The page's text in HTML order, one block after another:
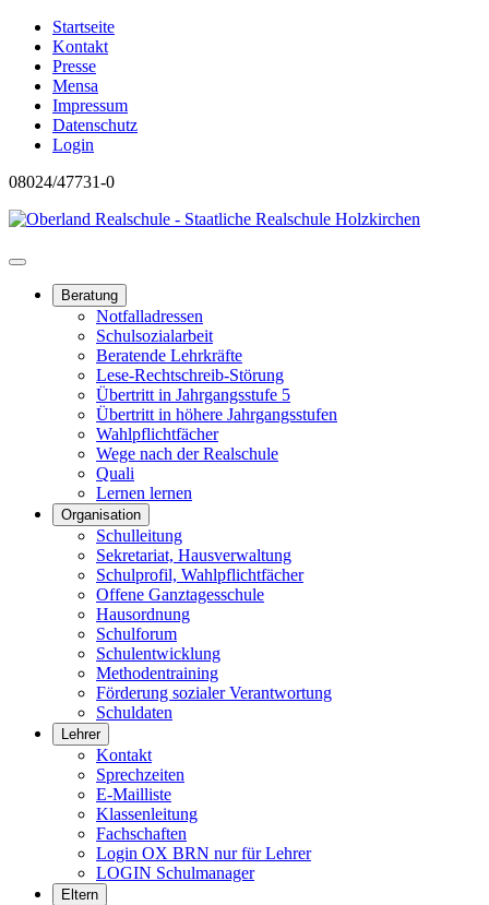
Startseite
Kontakt
Presse
Mensa
Impressum
Datenschutz
Login
08024/47731-0
Beratung
Notfalladressen
Schulsozialarbeit
Beratende Lehrkräfte
Lese-Rechtschreib-Störung
Übertritt in Jahrgangsstufe 5
Übertritt in höhere Jahrgangsstufen
Wahlpflichtfächer
Wege nach der Realschule
Quali
Lernen lernen
Organisation
Schulleitung
Sekretariat, Hausverwaltung
Schulprofil, Wahlpflichtfächer
Offene Ganztagesschule
Hausordnung
Schulforum
Schulentwicklung
Methodentraining
Förderung sozialer Verantwortung
Schuldaten
Lehrer
Kontakt
Sprechzeiten
E-Mailliste
Klassenleitung
Fachschaften
Login OX BRN nur für Lehrer
LOGIN Schulmanager
Eltern